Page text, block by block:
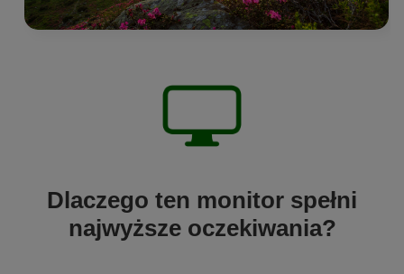
Dlaczego ten monitor spełni
najwyższe oczekiwania?